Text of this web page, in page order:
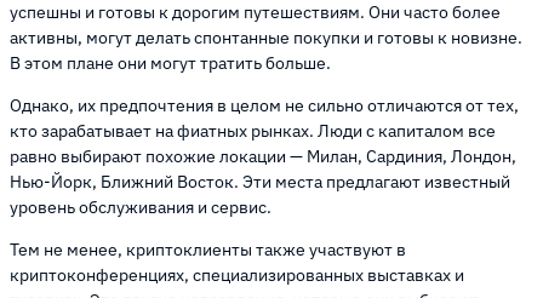
успешны и готовы к дорогим путешествиям. Они часто более
активны, могут делать спонтанные покупки и готовы к новизне.
В этом плане они могут тратить больше.
Однако, их предпочтения в целом не сильно отличаются от тех,
кто зарабатывает на фиатных рынках. Люди с капиталом все
равно выбирают похожие локации — Милан, Сардиния, Лондон,
Нью-Йорк, Ближний Восток. Эти места предлагают известный
уровень обслуживания и сервис.
Тем не менее, криптоклиенты также участвуют в
криптоконференциях, специализированных выставках и